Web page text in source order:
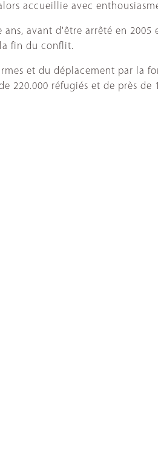
accueillie avec
avant d'être arrêté en 2005
fin du conflit.
et du déplacement par la
220.000 réfugiés et de près de